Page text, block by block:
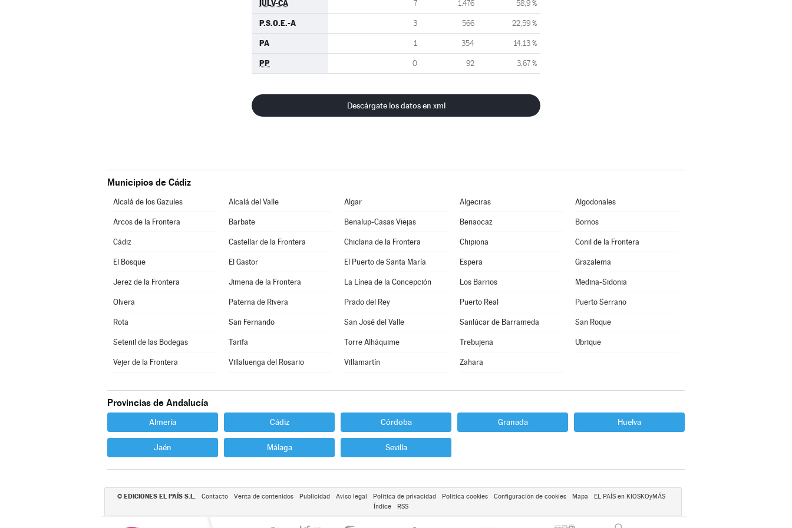
IULV-CA 7 1.476 58,9 %
P.S.O.E.-A 3 566 22,59 %
PA 1 354 14,13 %
PP 0 92 3,67 %
Descárgate los datos en xml
Municipios de Cádiz
Alcalá de los Gazules Alcalá del Valle Algar Algeciras Algodonales
Arcos de la Frontera Barbate Benalup-Casas Viejas Benaocaz Bornos
Cádiz Castellar de la Frontera Chiclana de la Frontera Chipiona Conil de la Frontera
El Bosque El Gastor El Puerto de Santa María Espera Grazalema
Jerez de la Frontera Jimena de la Frontera La Línea de la Concepción Los Barrios Medina-Sidonia
Olvera Paterna de Rivera Prado del Rey Puerto Real Puerto Serrano
Rota San Fernando San José del Valle Sanlúcar de Barrameda San Roque
Setenil de las Bodegas Tarifa Torre Alháquime Trebujena Ubrique
Vejer de la Frontera Villaluenga del Rosario Villamartín Zahara
Provincias de Andalucía
Almería Cádiz Córdoba Granada Huelva
Jaén Málaga Sevilla
© EDICIONES EL PAÍS S.L. Contacto Venta de contenidos Publicidad Aviso legal Política de privacidad Política cookies Configuración de cookies Mapa
EL PAÍS en KIOSKOyMÁS
Índice
RSS